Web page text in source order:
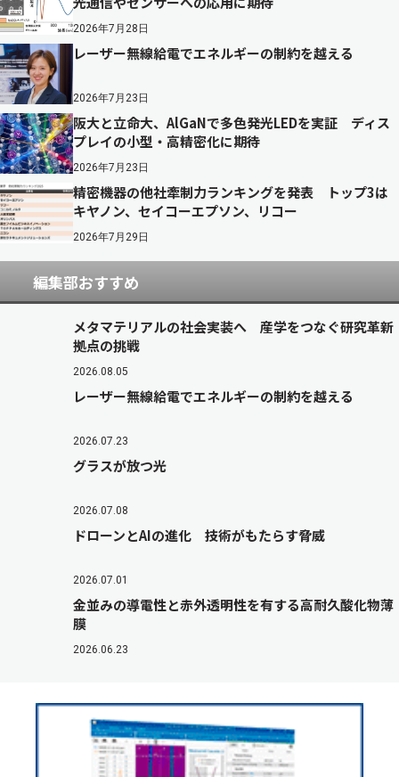
2026年7月28日
レーザー無線給電でエネルギーの制約を越える
2026年7月23日
阪大と立命大、AlGaNで多色発光LEDを実証 ディス
プレイの小型・高精密化に期待
2026年7月23日
精密機器の他社牽制力ランキングを発表 トップ3は
キヤノン、セイコーエプソン、リコー
2026年7月29日
編集部おすすめ
メタマテリアルの社会実装へ 産学をつなぐ研究革新
拠点の挑戦
2026.08.05
レーザー無線給電でエネルギーの制約を越える
2026.07.23
グラスが放つ光
2026.07.08
ドローンとAIの進化 技術がもたらす脅威
2026.07.01
金並みの導電性と赤外透明性を有する高耐久酸化物薄
膜
2026.06.23